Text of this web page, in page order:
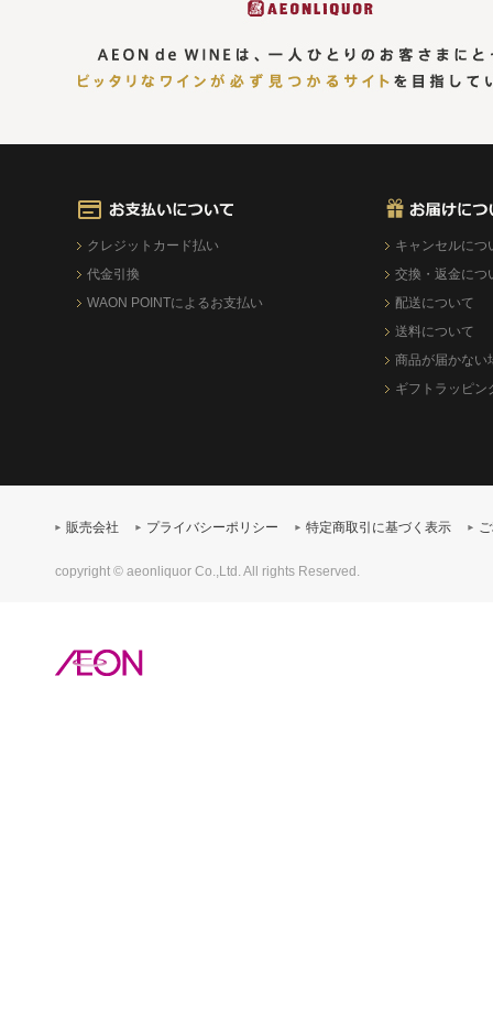
クレジットカード払い
代金引換
WAON POINTによるお支払い
キャンセルにつ
交換・返金につ
配送について
送料について
商品が届かない
ギフトラッピン
販売会社 プライバシーポリシー 特定商取引に基づく表示
copyright © aeonliquor Co.,Ltd. All rights Reserved.